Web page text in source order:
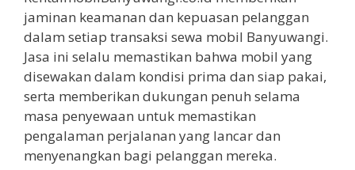
jaminan keamanan dan kepuasan pelanggan
dalam setiap transaksi sewa mobil Banyuwangi.
Jasa ini selalu memastikan bahwa mobil yang
disewakan dalam kondisi prima dan siap pakai,
serta memberikan dukungan penuh selama
masa penyewaan untuk memastikan
pengalaman perjalanan yang lancar dan
menyenangkan bagi pelanggan mereka.